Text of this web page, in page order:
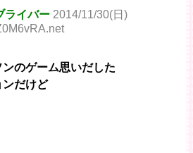
ライバー 2014/11/30(日)
のゲーム思いだした
ンだけど